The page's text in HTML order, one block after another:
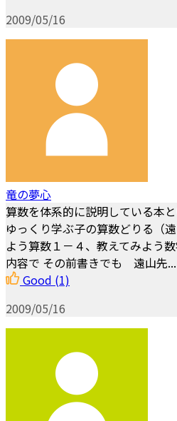
2009/05/16
竜の夢心
算数を体系的に説明している本
ゆっくり学ぶ子の算数どりる（
よう算数１－４、教えてみよ
内容で その前書きでも 遠山先...
Good (1)
2009/05/16